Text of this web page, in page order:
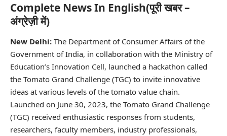
Complete News In English(पूरी खबर –
अंग्रेज़ी में)
New Delhi: The Department of Consumer Affairs of the
Government of India, in collaboration with the Ministry of
Education’s Innovation Cell, launched a hackathon called
the Tomato Grand Challenge (TGC) to invite innovative
ideas at various levels of the tomato value chain.
Launched on June 30, 2023, the Tomato Grand Challenge
(TGC) received enthusiastic responses from students,
researchers, faculty members, industry professionals,